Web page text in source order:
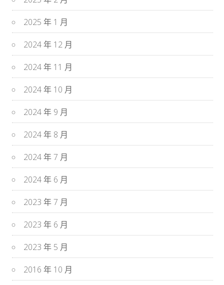
2025 年 1 月
2024 年 12 月
2024 年 11 月
2024 年 10 月
2024 年 9 月
2024 年 8 月
2024 年 7 月
2024 年 6 月
2023 年 7 月
2023 年 6 月
2023 年 5 月
2016 年 10 月